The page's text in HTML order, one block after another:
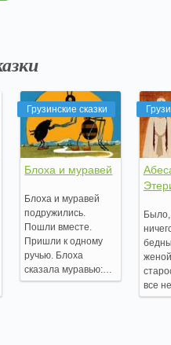
Грузинские сказки
Блоха и муравей
Блоха и муравей
подружились.
Пошли вместе.
Пришли к одному
ручью. Блоха
сказала муравью:…
все